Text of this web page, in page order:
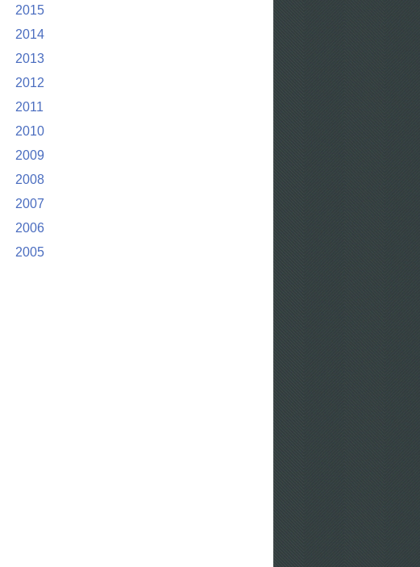
2015
2014
2013
2012
2011
2010
2009
2008
2007
2006
2005